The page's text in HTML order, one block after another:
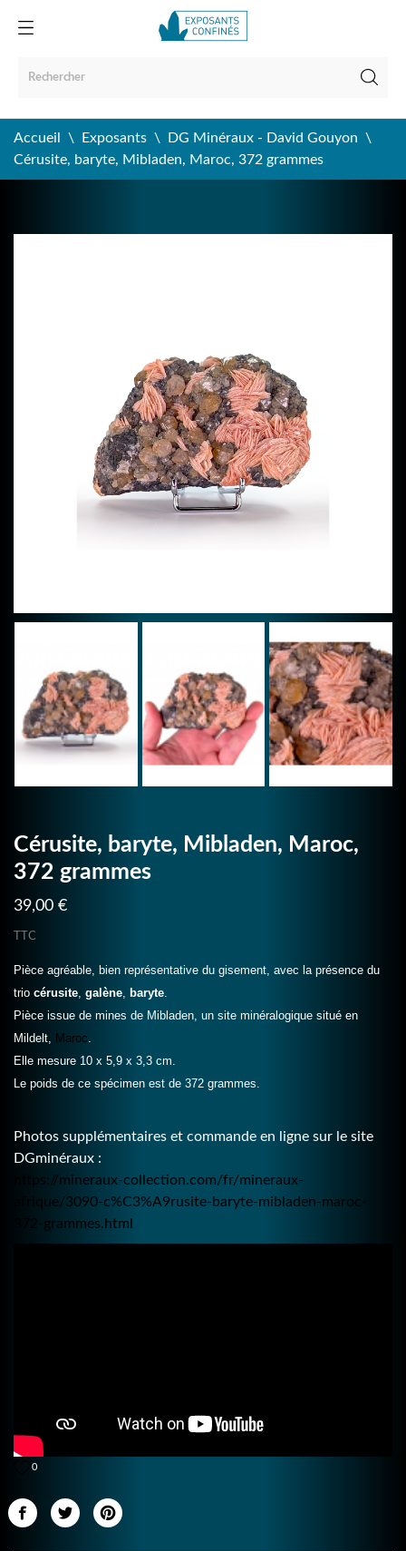
Accueil Exposants
DG Minéraux - David Gouyon
Cérusite, baryte, Mibladen, Maroc, 372 grammes
Cérusite, baryte, Mibladen, Maroc,
372 grammes
39,00 €
TTC
Pièce agréable, bien représentative du gisement, avec la présence du
trio cérusite galène baryte
Pièce issue de mines de Mibladen, un site minéralogique situé en
Mildelt,
Maroc
Elle mesure 10 x 5,9 x 3,3 cm.
Le poids de ce spécimen est de 372 grammes.
Photos supplémentaires et commande en ligne sur le site
DGminéraux :
https://mineraux-collection.com/fr/mineraux-
afrique/3090-c%C3%A9rusite-baryte-mibladen-maroc-
372-grammes.html
0